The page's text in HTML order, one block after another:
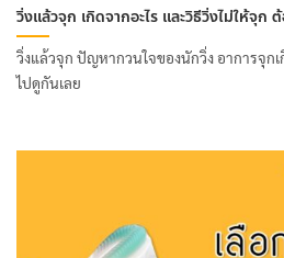
วิ่งแล้วจุก เกิดจากอะไร และวิธีวิ่งไม่ให้จุก
วิ่งแล้วจุก ปัญหากวนใจของนักวิ่ง อาการจุกเ
ไปดูกันเลย